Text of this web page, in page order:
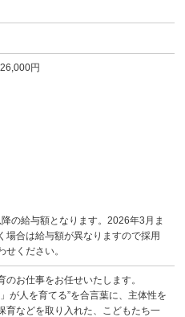
円
の給与額となります。2026年3月ま
場合は給与額が異なりますので採用
せください。
のお仕事をお任せいたします。
が人を育てる”を合言葉に、主体性を
育などを取り入れた、こどもたち一